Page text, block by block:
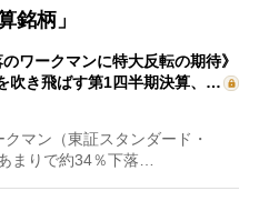
銘柄」
のワークマンに特大反転の期待》
吹き飛ばす第1四半期決算、…
マン（東証スタンダード・
まりで約34％下落…